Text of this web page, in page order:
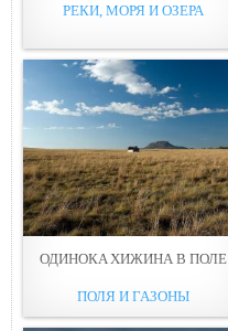
РЕКИ, МОРЯ И ОЗЕРА
ОДИНОКA ХИЖИНА В ПОЛЕ
ПОЛЯ И ГАЗОНЫ